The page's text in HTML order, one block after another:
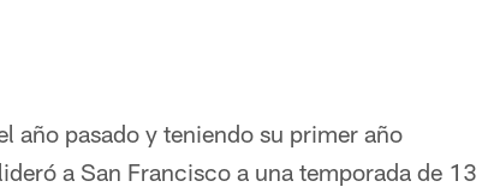
año pasado y teniendo su primer año
a San Francisco a una temporada de 13